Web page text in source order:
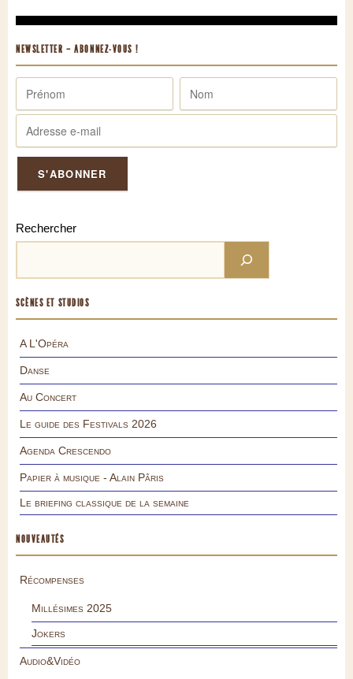
NEWSLETTER – ABONNEZ-VOUS !
Rechercher
SCÈNES ET STUDIOS
A L'Opéra
Danse
Au Concert
Le guide des Festivals 2026
Agenda Crescendo
Papier à musique - Alain Pâris
Le briefing classique de la semaine
NOUVEAUTÉS
Récompenses
Millésimes 2025
Jokers
Audio&Vidéo